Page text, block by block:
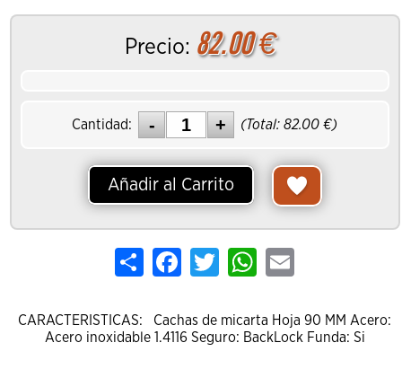
Precio: 82.00€
Cantidad: (Total:82.00 €)
Añadir al Carrito
Share FacebookTwitter WhatsApp
CARACTERISTICAS: Cachas de micarta Hoja 90 MM Acero:
Acero inoxidable 1.4116 Seguro: BackLock Funda: Si